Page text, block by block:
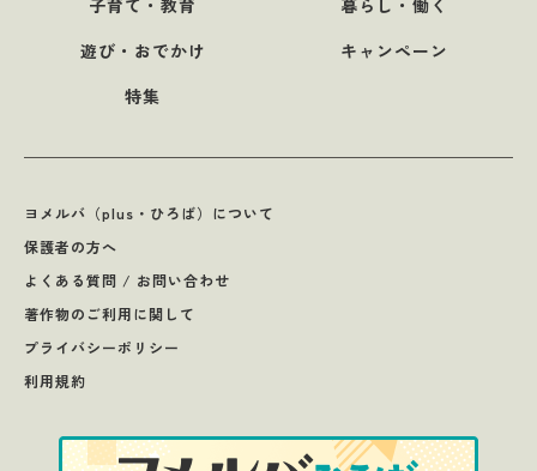
子育て・教育
暮らし・働く
遊び・おでかけ
キャンペーン
特集
ヨメルバ（plus・ひろば）について
保護者の方へ
よくある質問 / お問い合わせ
著作物のご利用に関して
プライバシーポリシー
利用規約